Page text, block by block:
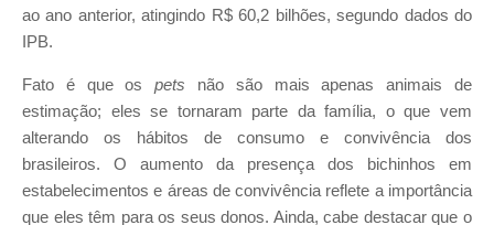
ao ano anterior, atingindo R$ 60,2 bilhões, segundo dados do
IPB.
Fato é que ospets não são mais apenas animais de
estimação; eles se tornaram parte da família, o que vem
alterando os hábitos de consumo e convivência dos
brasileiros. O aumento da presença dos bichinhos em
estabelecimentos e áreas de convivência reflete a importância
que eles têm para os seus donos. Ainda, cabe destacar que o